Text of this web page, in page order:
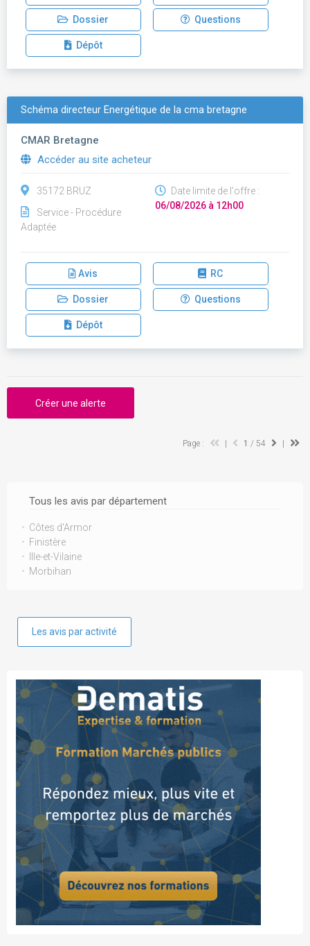
Tous les avis par département
Côtes d'Armor
Finistère
Ille-et-Vilaine
Morbihan
Les avis par activité
Dossier Questions
Dépôt
Schéma directeur Énergétique de la cma bretagne
CMAR Bretagne
Accéder au site acheteur
35172 BRUZ
Service - Procédure
Adaptée
Date limite de l'offre :
06/08/2026 à 12h00
Avis RC
Dossier Questions
Dépôt
Créer une alerte
Page : 1 / 54